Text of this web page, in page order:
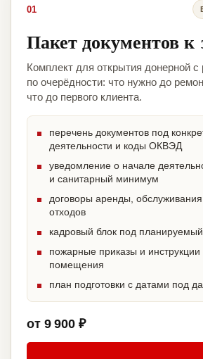
01
Пакет документов к
Комплект для открытия донерной с
по очерёдности: что нужно до
что до первого клиента.
перечень документов под
деятельности и коды ОКВЭД
уведомление о начале
и санитарный минимум
договоры аренды,
отходов
кадровый блок под
пожарные приказы и инструкции
помещения
план подготовки с датами под
от 9 900 ₽